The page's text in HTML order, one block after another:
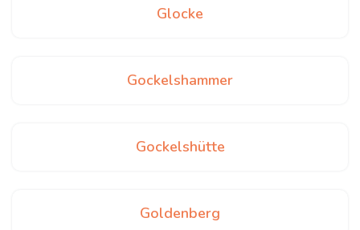
Glocke
Gockelshammer
Gockelshütte
Goldenberg